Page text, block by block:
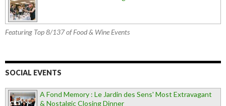
Featuring Top 8/137 of Food & Wine Events
SOCIAL EVENTS
A Fond Memory : Le Jardin des Sens' Most Extravagant
& Nostalgic Closing Dinner